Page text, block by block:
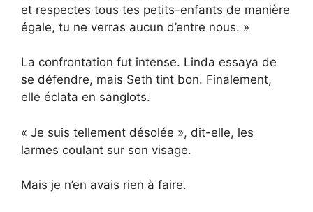
et respectes tous tes petits-enfants de manière
égale, tu ne verras aucun d’entre nous. »
La confrontation fut intense. Linda essaya de
se défendre, mais Seth tint bon. Finalement,
elle éclata en sanglots.
« Je suis tellement désolée », dit-elle, les
larmes coulant sur son visage.
Mais je n’en avais rien à faire.